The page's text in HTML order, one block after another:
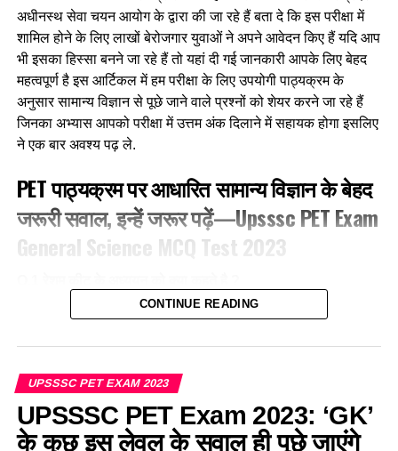
अधीनस्थ सेवा चयन आयोग के द्वारा की जा रहे हैं बता दे कि इस परीक्षा में
शामिल होने के लिए लाखों बेरोजगार युवाओं ने अपने आवेदन किए हैं यदि आप
भी इसका हिस्सा बनने जा रहे हैं तो यहां दी गई जानकारी आपके लिए बेहद
महत्वपूर्ण है इस आर्टिकल में हम परीक्षा के लिए उपयोगी पाठ्यक्रम के
अनुसार सामान्य विज्ञान से पूछे जाने वाले प्रश्नों को शेयर करने जा रहे हैं
जिनका अभ्यास आपको परीक्षा में उत्तम अंक दिलाने में सहायक होगा इसलिए
ने एक बार अवश्य पढ़ ले.
PET पाठ्यक्रम पर आधारित सामान्य विज्ञान के बेहद
जरूरी सवाल, इन्हें जरूर पढ़ें—Upsssc PET Exam
General Science MCQ Test 2023
3. सीरोलॉजी
4. सेरीकल्चर
CONTINUE READING
UPSSSC PET EXAM 2023
UPSSSC PET Exam 2023: ‘GK’
के कुछ इस लेवल के सवाल ही पूछे जाएंगे